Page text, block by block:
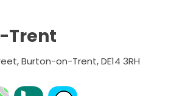
Trent
Burton-on-Trent, DE14 3RH